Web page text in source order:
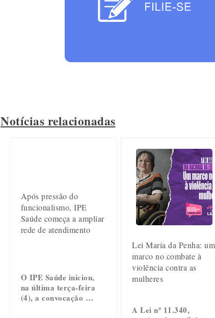
Notícias relacionadas
Após pressão do
funcionalismo, IPE
Saúde começa a ampliar
rede de atendimento
O IPE Saúde iniciou,
na última terça-feira
(4), a convocação …
Lei Maria da Penha: um
marco no combate à
violência contra as
mulheres
A Lei nº 11.340,